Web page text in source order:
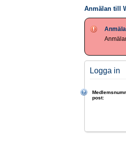
Anmälan till
Logga in
post: